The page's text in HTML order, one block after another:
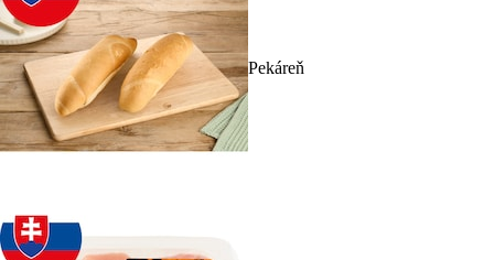
Pekáreň